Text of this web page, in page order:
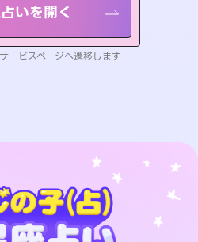
いを開く
ービスページへ遷移します